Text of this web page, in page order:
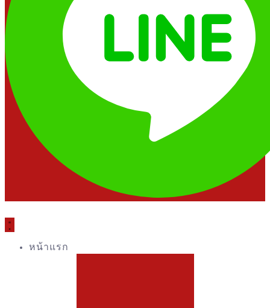
หน้าแรก